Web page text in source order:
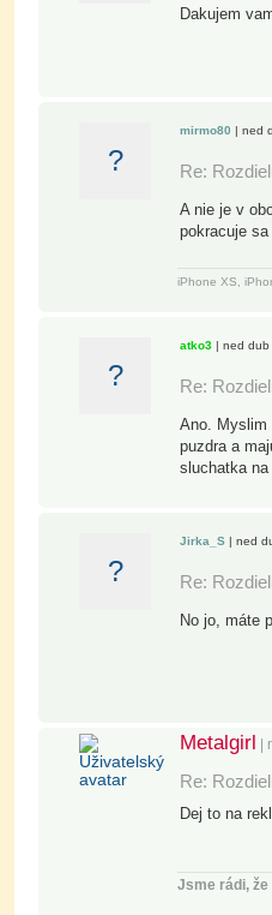
Dakujem
?
mirmo80 | ned
Re:
A nie je v
pokracuje sa
iPhone XS,
?
atko3 | ned
Re:
Ano. Myslim
puzdra a
sluchatka
?
Jirka_S | ned
Re:
No jo, máte
Metalgirl |
Re:
Dej to na
Jsme rádi, že